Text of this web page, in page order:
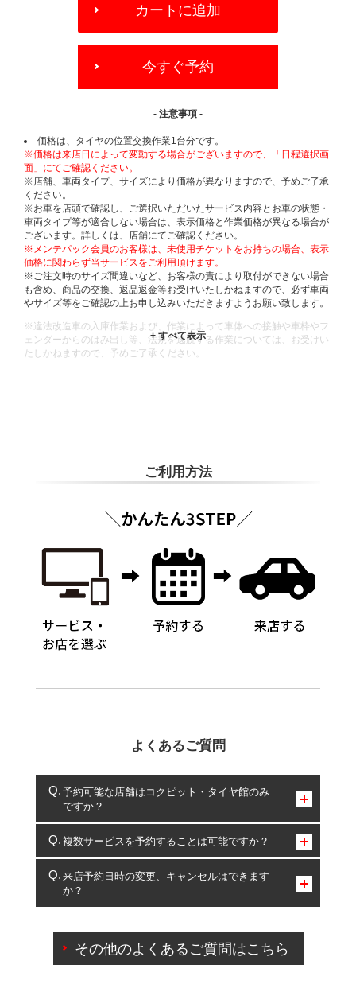
OPTIONS
カートに追加
今すぐ予約
- 注意事項 -
価格は、タイヤの位置交換作業1台分です。
※価格は来店日によって変動する場合がございますので、「日程選択画
面」にてご確認ください。
※店舗、車両タイプ、サイズにより価格が異なりますので、予めご了承
ください。
※お車を店頭で確認し、ご選択いただいたサービス内容とお車の状態・
車両タイプ等が適合しない場合は、表示価格と作業価格が異なる場合が
ございます。詳しくは、店舗にてご確認ください。
※メンテパック会員のお客様は、未使用チケットをお持ちの場合、表示
価格に関わらず当サービスをご利用頂けます。
※ご注文時のサイズ間違いなど、お客様の責により取付ができない場合
も含め、商品の交換、返品返金等お受けいたしかねますので、必ず車両
やサイズ等をご確認の上お申し込みいただきますようお願い致します。
※違法改造車の入庫作業および、作業によって車体への接触や車枠やフ
ェンダーからのはみ出し等、法規を逸脱する作業については、お受けい
たしかねますので、予めご了承ください。
ご利用方法
よくあるご質問
予約可能な店舗はコクピット・タイヤ館のみ
ですか？
コクピット・タイヤ館のみとなります。
複数サービスを予約することは可能ですか？
複数サービスのご予約は可能です。
一部の商品・サービスの組み合わせに限り、同時にご予約が
出来ないものもございます。
来店予約日時の変更、キャンセルはできます
か？
ご来店予約日の3営業日前を過ぎている場合のご予約
の日時変更につきましては、直接ご予約の店舗まで
その他のよくあるご質問はこちら